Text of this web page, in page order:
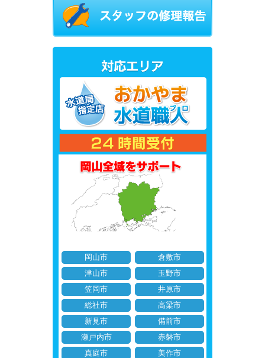
岡山市
倉敷市
津山市
玉野市
笠岡市
井原市
総社市
高梁市
新見市
備前市
瀬戸内市
赤磐市
真庭市
美作市